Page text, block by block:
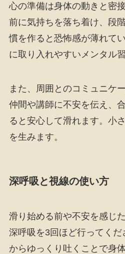
心の準備は身体の動きと密
前に気持ちを落ち着け、段
慣を作ると恐怖感が薄れて
に取り入れやすいメンタル
また、周囲とのコミュニケ
仲間や講師に不安を伝え、
ると安心して滑れます。小
を生みます。
深呼吸と視線の使い方
滑り始める前や不安を感じ
深呼吸を3回ほど行ってくだ
からゆっくり吐くことで身